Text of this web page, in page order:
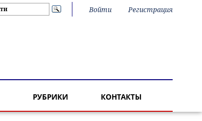
Войти Регистрация
РУБРИКИ КОНТАКТЫ